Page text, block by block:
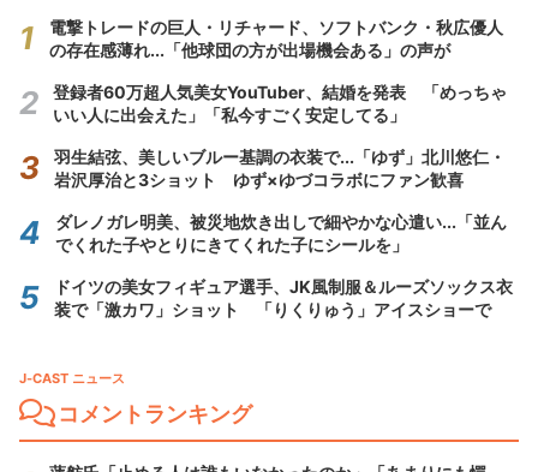
電撃トレードの巨人・リチャード、ソフトバンク・秋広優人
の存在感薄れ...「他球団の方が出場機会ある」の声が
登録者60万超人気美女YouTuber、結婚を発表 「めっちゃ
いい人に出会えた」「私今すごく安定してる」
羽生結弦、美しいブルー基調の衣装で...「ゆず」北川悠仁・
岩沢厚治と3ショット ゆず×ゆづコラボにファン歓喜
ダレノガレ明美、被災地炊き出しで細やかな心遣い...「並ん
でくれた子やとりにきてくれた子にシールを」
ドイツの美女フィギュア選手、JK風制服＆ルーズソックス衣
装で「激カワ」ショット 「りくりゅう」アイスショーで
J-CAST ニュース
コメントランキング